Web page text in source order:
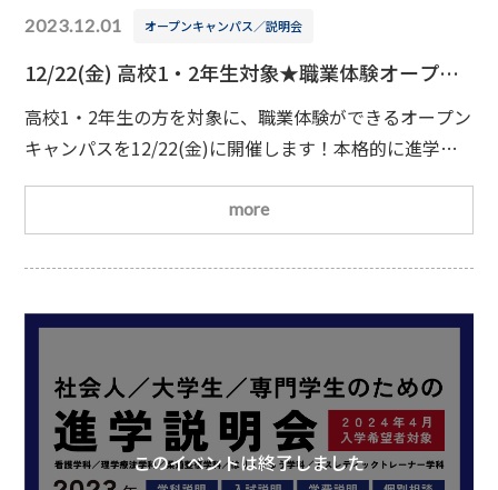
2023.12.01 オープンキャンパス／説明会
12/22(金) 高校1・2年生対象★職業体験オープン
キャンパス
高校1・2年生の方を対象に、職業体験ができるオープン
キャンパスを12/22(金)に開催します！本格的に進学先
を決める前に気になる職業の体験をしてみよう
日時
2023/12/22(金)14：00～15：30(予定)※受付開始時間
は13：45から対象学科理学療法学科／柔道整復学科／
はり・きゅう学科／アスレティックトレーナー学科実施
屋平成看護医療専門学校
more
このイベントは終了しました